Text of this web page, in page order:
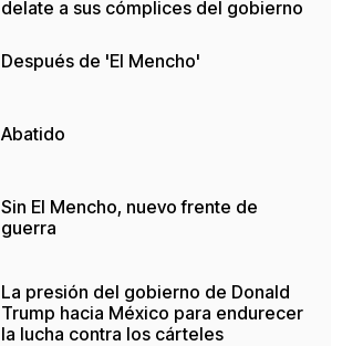
delate a sus cómplices del gobierno
Después de 'El Mencho'
Abatido
Sin El Mencho, nuevo frente de
guerra
La presión del gobierno de Donald
Trump hacia México para endurecer
la lucha contra los cárteles